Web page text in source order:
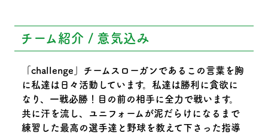
チーム紹介 / 意気込み
「challenge」チームスローガンであるこの言葉を胸
に私達は日々活動しています。私達は勝利に貪欲に
なり、一戦必勝！目の前の相手に全力で戦います。
共に汗を流し、ユニフォームが泥だらけになるまで
練習した最高の選手達と野球を教えて下さった指導